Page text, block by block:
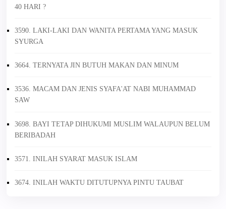
40 HARI ?
3590. LAKI-LAKI DAN WANITA PERTAMA YANG MASUK
SYURGA
3664. TERNYATA JIN BUTUH MAKAN DAN MINUM
3536. MACAM DAN JENIS SYAFA'AT NABI MUHAMMAD
SAW
3698. BAYI TETAP DIHUKUMI MUSLIM WALAUPUN BELUM
BERIBADAH
3571. INILAH SYARAT MASUK ISLAM
3674. INILAH WAKTU DITUTUPNYA PINTU TAUBAT